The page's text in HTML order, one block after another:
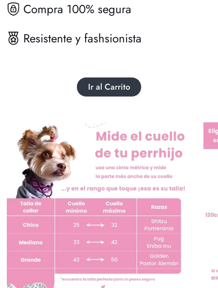
Compra 100% segura
Resistente y fashsionista
Ir al Carrito